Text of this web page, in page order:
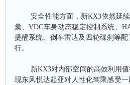
安全性能方面，新KX3依然延
囊、VDC车身动态稳定控制系统、
提醒系统、倒车雷达及四轮碟刹等
行。
新KX3对内部空间的高效利用
现东风悦达起亚对人性化驾乘感受